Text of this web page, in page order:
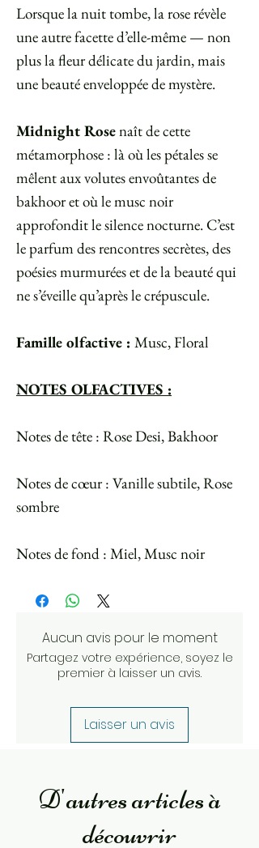
Lorsque la nuit tombe, la rose révèle
une autre facette d’elle-même — non
plus la fleur délicate du jardin, mais
une beauté enveloppée de mystère.
Midnight Rosenaît de cette
métamorphose : là où les pétales se
mêlent aux volutes envoûtantes de
bakhoor et où le musc noir
approfondit le silence nocturne. C’est
le parfum des rencontres secrètes, des
poésies murmurées et de la beauté qui
ne s’éveille qu’après le crépuscule.
Famille olfactive : Musc, Floral
NOTES OLFACTIVES :
Notes de tête : Rose Desi, Bakhoor
Notes de cœur : Vanille subtile, Rose
sombre
Notes de fond : Miel, Musc noir
Aucun avis pour le moment
Partagez votre expérience, soyez le
premier à laisser un avis.
Laisser un avis
D'autres articles à
découvrir